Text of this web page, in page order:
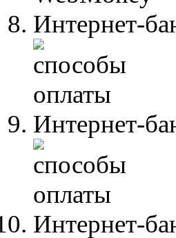
Интернет-
Интернет-
Интернет-